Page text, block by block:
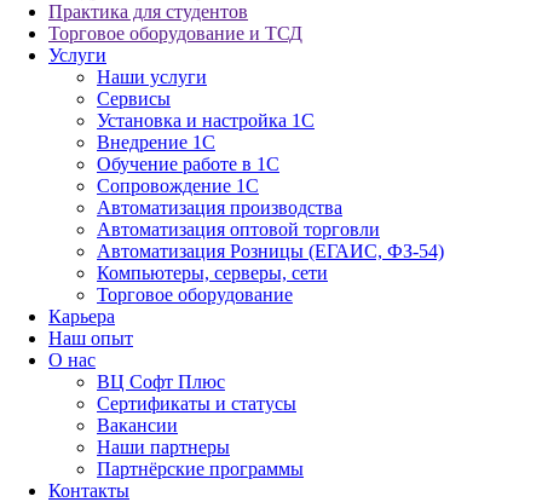
Практика для студентов
Торговое оборудование и ТСД
Услуги
Наши услуги
Сервисы
Установка и настройка 1С
Внедрение 1С
Обучение работе в 1С
Сопровождение 1С
Автоматизация производства
Автоматизация оптовой торговли
Автоматизация Розницы (ЕГАИС, ФЗ-54)
Компьютеры, серверы, сети
Торговое оборудование
Карьера
Наш опыт
О нас
ВЦ Софт Плюс
Сертификаты и статусы
Вакансии
Наши партнеры
Партнёрские программы
Контакты